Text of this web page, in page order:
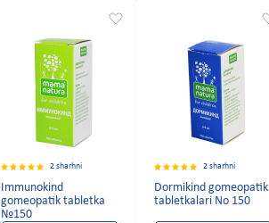
2 sharhni
Immunokind
gomeopatik tabletka
№150
2 sharhni
Dormikind gomeopatik
tabletkalari No 150